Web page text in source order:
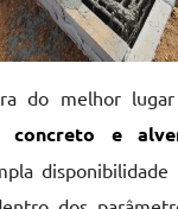
do melhor
concreto e